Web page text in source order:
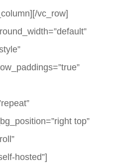
vc_row]
top”
hosted”]